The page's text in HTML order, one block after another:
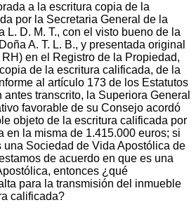
a la escritura copia de la
por la Secretaria General de la
L. D. M. T., con el visto bueno de la
A. T. L. B., y presentada original
en el Registro de la Propiedad,
de la escritura calificada, de la
al artículo 173 de los Estatutos
transcrito, la Superiora General
favorable de su Consejo acordó
objeto de la escritura calificada por
en la misma de 1.415.000 euros; si
una Sociedad de Vida Apostólica de
de acuerdo en que es una
entonces ¿qué
para la transmisión del inmueble
calificada?